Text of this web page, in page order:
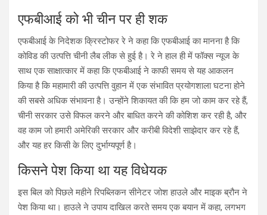
एफबीआई को भी चीन पर ही शक
एफबीआई के निदेशक क्रिस्टोफर रे ने कहा कि एफबीआई का मानना है कि
कोविड की उत्पत्ति चीनी लैब लीक से हुई है। रे ने हाल ही में फॉक्स न्यूज के
साथ एक साक्षात्कार में कहा कि एफबीआई ने काफी समय से यह आकलन
किया है कि महामारी की उत्पत्ति वुहान में एक संभावित प्रयोगशाला घटना होने
की सबसे अधिक संभावना है। उन्होंने शिकायत की कि हम जो काम कर रहे हैं,
चीनी सरकार उसे विफल करने और बाधित करने की कोशिश कर रही है, और
वह काम जो हमारी अमेरिकी सरकार और करीबी विदेशी साझेदार कर रहे हैं,
और यह हर किसी के लिए दुर्भाग्यपूर्ण है।
किसने पेश किया था यह विधेयक
इस बिल को पिछले महीने रिपब्लिकन सीनेटर जोश हाउले और माइक ब्रौन ने
पेश किया था। हाउले ने उपाय दाखिल करते समय एक बयान में कहा, लगभग